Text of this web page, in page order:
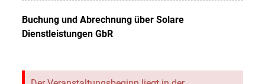
Buchung und Abrechnung über Solare
Dienstleistungen GbR